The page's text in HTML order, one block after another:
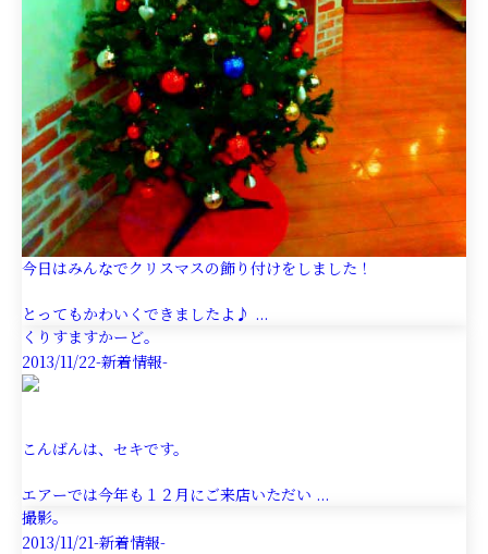
今日はみんなでクリスマスの飾り付けをしました！
とってもかわいくできましたよ♪ ...
くりすますかーど。
2013/11/22-新着情報-
こんばんは、セキです。
エアーでは今年も１２月にご来店いただい ...
撮影。
2013/11/21-新着情報-